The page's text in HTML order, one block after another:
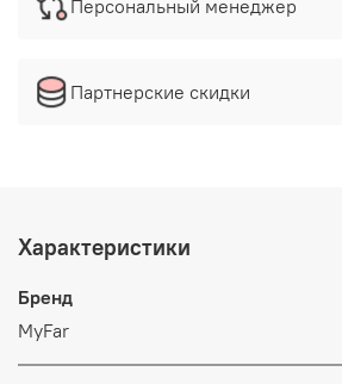
Персональный менеджер
Партнерские скидки
Характеристики
Бренд
MyFar